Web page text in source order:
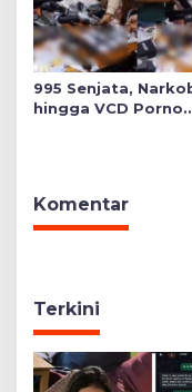
995 Senjata,
hingga VCD Porno
Komentar
Terkini